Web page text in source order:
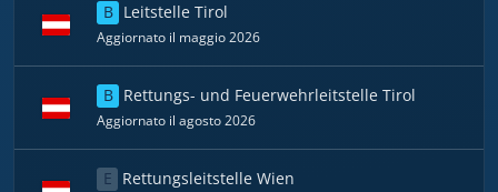
B Leitstelle Tirol
Aggiornato il maggio 2026
B Rettungs- und Feuerwehrleitstelle Tirol
Aggiornato il agosto 2026
E Rettungsleitstelle Wien